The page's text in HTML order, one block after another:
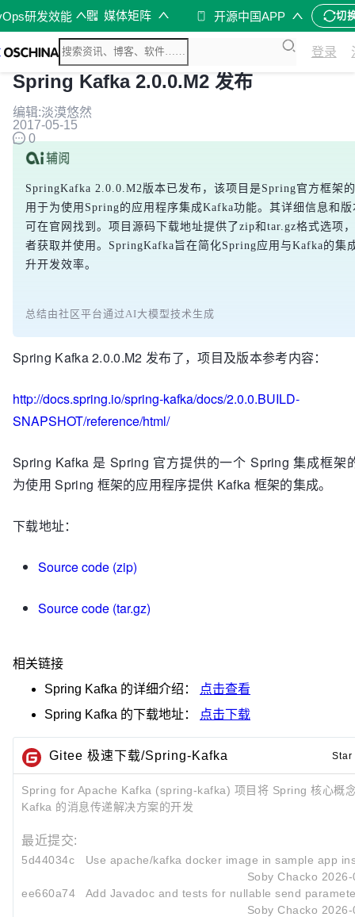
研发效能 媒体矩阵 开源中国APP 切
登录
Spring Kafka 2.0.0.M2 发布
编辑:淡漠悠然
2017-05-15
0
SpringKafka 2.0.0.M2版本已发布，该项目是Spring官方框架
用于为使用Spring的应用程序集成Kafka功能。其详细信息和
可在官网找到。项目源码下载地址提供了zip和tar.gz格式选项
者获取并使用。SpringKafka旨在简化Spring应用与Kafka的集
升开发效率。
总结由社区平台通过AI大模型技术生成
Spring Kafka 2.0.0.M2 发布了，项目及版本参考内容：
http://docs.spring.io/spring-kafka/docs/2.0.0.BUILD-
SNAPSHOT/reference/html/
Spring Kafka 是 Spring 官方提供的一个 Spring 集成框架
为使用 Spring 框架的应用程序提供 Kafka 框架的集成。
下载地址：
Source code (zip)
Source code (tar.gz)
相关链接
Spring Kafka 的详细介绍：
点击查看
Spring Kafka 的下载地址： 点击下载
Gitee 极速下载/Spring-Kafka Star
Spring for Apache Kafka (spring-kafka) 项目将 Spring 核心概
Kafka 的消息传递解决方案的开发
最近提交:
5d44034c
Use apache/kafka docker image in sample app
Soby Chacko
ee660a74
Add Javadoc and tests for nullable send
Soby Chacko